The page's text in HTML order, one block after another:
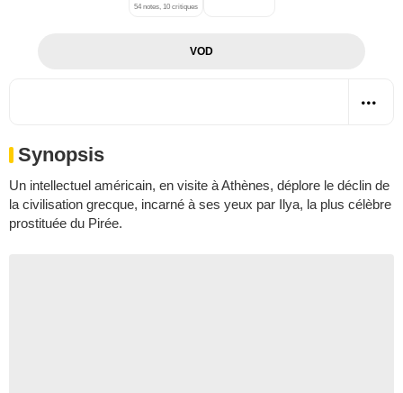
54 notes, 10 critiques
VOD
Synopsis
Un intellectuel américain, en visite à Athènes, déplore le déclin de
la civilisation grecque, incarné à ses yeux par Ilya, la plus célèbre
prostituée du Pirée.